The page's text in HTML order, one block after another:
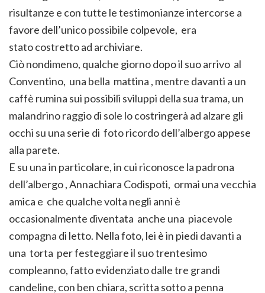
risultanze e con tutte le testimonianze intercorse a
favore dell’unico possibile colpevole, era
stato costretto ad archiviare.
Ciò nondimeno, qualche giorno dopo il suo arrivo al
Conventino, una bella mattina , mentre davanti a un
caffè rumina sui possibili sviluppi della sua trama, un
malandrino raggio di sole lo costringerà ad alzare gli
occhi su una serie di foto ricordo dell’albergo appese
alla parete.
E su una in particolare, in cui riconosce la padrona
dell’albergo , Annachiara Codispoti, ormai una vecchia
amica e che qualche volta negli anni è
occasionalmente diventata anche una piacevole
compagna di letto. Nella foto, lei è in piedi davanti a
una torta per festeggiare il suo trentesimo
compleanno, fatto evidenziato dalle tre grandi
candeline, con ben chiara, scritta sotto a penna